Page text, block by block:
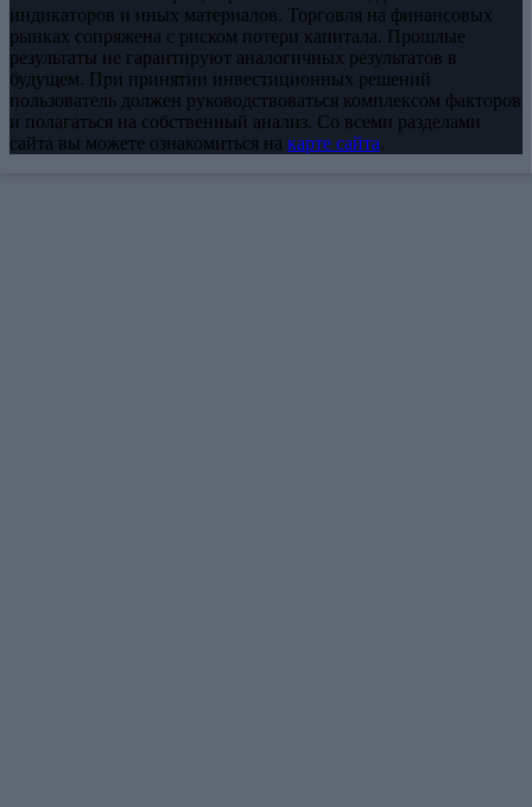
индикаторов и иных материалов. Торговля на финансовых
рынках сопряжена с риском потери капитала. Прошлые
результаты не гарантируют аналогичных результатов в
будущем. При принятии инвестиционных решений
пользователь должен руководствоваться комплексом факторов
и полагаться на собственный анализ. Со всеми разделами
сайта вы можете ознакомиться на карте сайта.